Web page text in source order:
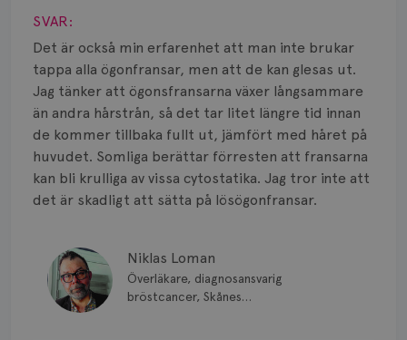
SVAR:
Det är också min erfarenhet att man inte brukar
tappa alla ögonfransar, men att de kan glesas ut.
Jag tänker att ögonsfransarna växer långsammare
än andra hårstrån, så det tar litet längre tid innan
de kommer tillbaka fullt ut, jämfört med håret på
huvudet. Somliga berättar förresten att fransarna
kan bli krulliga av vissa cytostatika. Jag tror inte att
det är skadligt att sätta på lösögonfransar.
Niklas Loman
Överläkare, diagnosansvarig
bröstcancer, Skånes
Smärta
Prognos
Risker
Spridd bröstcancer
Strålning